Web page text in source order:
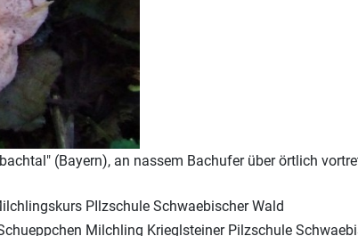
(Bayern), an nassem Bachufer über örtlich